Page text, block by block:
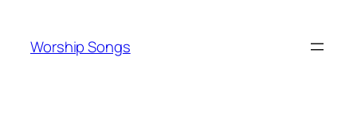
content
Worship Songs